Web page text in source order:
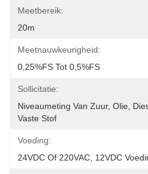
Meetbereik:
20m
Meetnauwkeurigheid:
0,25%FS Tot 0,5%FS
Sollicitatie:
Niveaumeting Van Zuur, Olie,
Vaste Stof
Voeding:
24VDC Of 220VAC, 12VDC